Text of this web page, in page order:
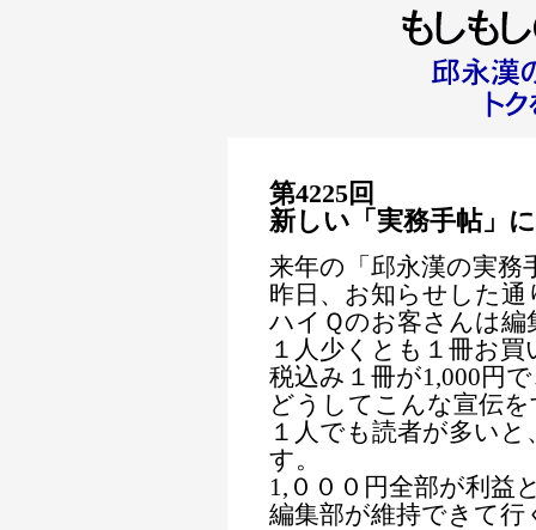
第4225回
新しい「実務手帖」
来年の「邱永漢の実
昨日、お知らせした通
ハイＱのお客さんは
１人少くとも１冊お
税込み１冊が1,000円
どうしてこんな宣伝
１人でも読者が多い
す。
1,０００円全部が利益
編集部が維持できて